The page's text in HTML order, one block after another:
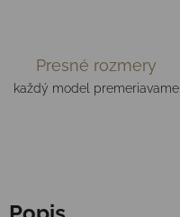
Presné rozmery
každý model premeriavame